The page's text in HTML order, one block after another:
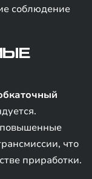
соблюдение
повышенные
что
приработки.